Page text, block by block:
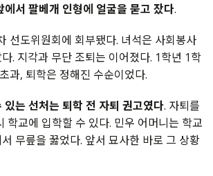
에서 팔베개 인형에 얼굴을 묻고 잤다.
선도위원회에 회부됐다. 녀석은 사회봉사
. 지각과 무단 조퇴는 이어졌다. 1학년 1학
과, 퇴학은 정해진 수순이었다.
있는 선처는 퇴학 전 자퇴 권고였다. 자퇴를
학교에 입학할 수 있다. 민우 어머니는 학교
무릎을 꿇었다. 앞서 묘사한 바로 그 상황